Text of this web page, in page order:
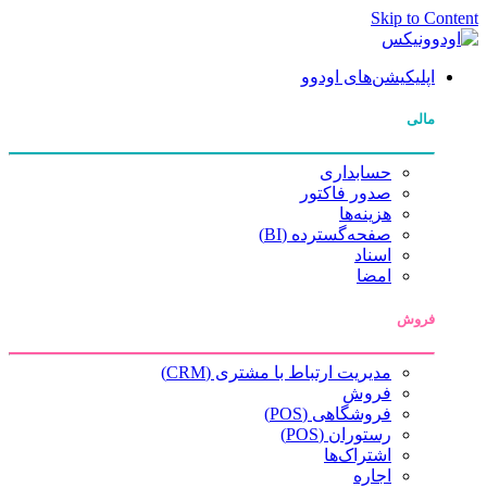
Skip to Content
اپلیکیشن‌های اودوو
مالی
حسابداری
صدور فاکتور
هزینه‌ها
صفحه‌گسترده (BI)
اسناد
امضا
فروش
مدیریت ارتباط با مشتری (CRM)
فروش
فروشگاهی (POS)
رستوران (POS)
اشتراک‌ها
اجاره